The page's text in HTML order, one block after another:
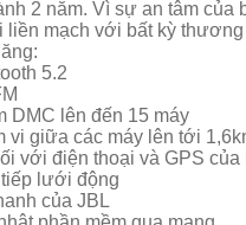
2 năm. Vì sự an tâm của
liền mạch với bất kỳ
5.2
DMC lên đến 15 máy
vi giữa các máy lên tới
với điện thoại và GPS
tiếp lưới động
của JBL